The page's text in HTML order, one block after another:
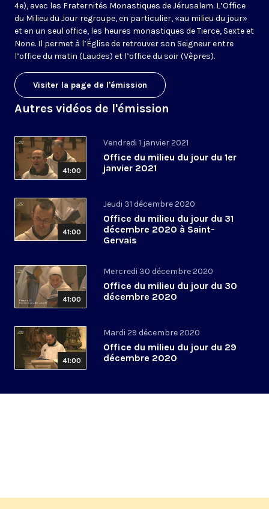
4e), avec les Fraternités Monastiques de Jérusalem. L’Office
du Milieu du Jour regroupe, en particulier, «au milieu du jour»
et en un seul office, les heures monastiques de Tierce, Sexte et
None. Il permet à l’Église de retrouver son Seigneur entre
l’office du matin (Laudes) et l’office du soir (Vêpres).
Visiter la page de l'émission
Autres vidéos de l'émission
41:00
Vendredi 1 janvier 2021
Office du milieu du jour du 1er
janvier 2021
41:00
Jeudi 31 décembre 2020
Office du milieu du jour du 31
décembre 2020 à Saint-
Gervais
41:00
Mercredi 30 décembre 2020
Office du milieu du jour du 30
décembre 2020
41:00
Mardi 29 décembre 2020
Office du milieu du jour du 29
décembre 2020